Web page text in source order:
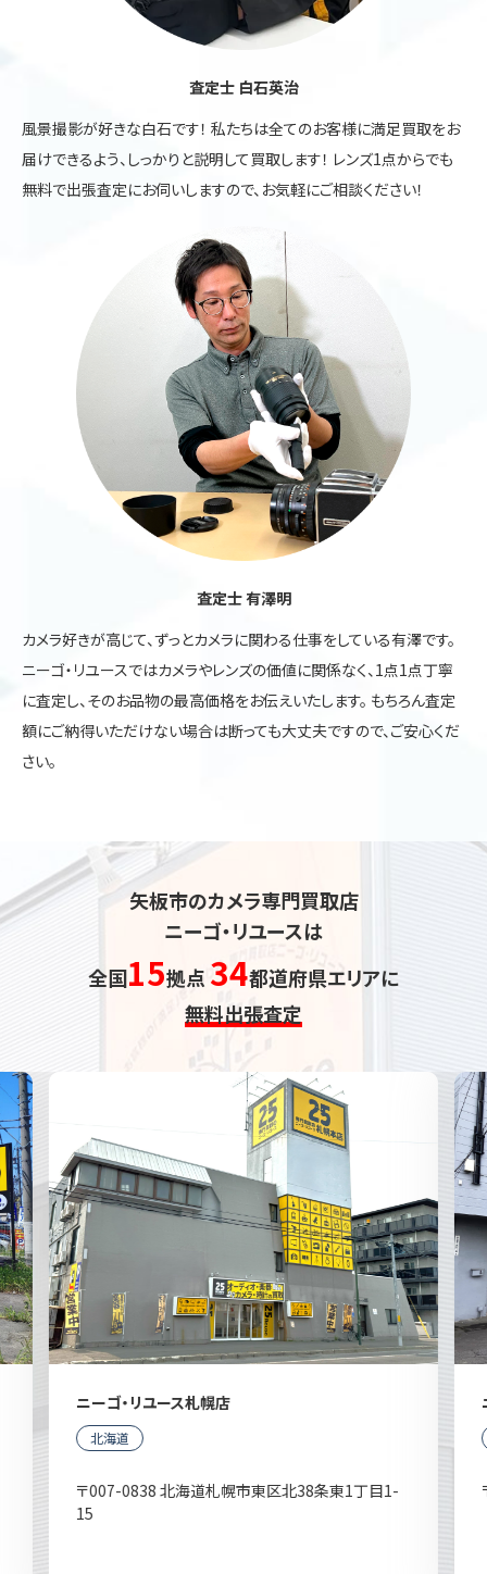
査定士 白石英治
風景撮影が好きな白石です！ 私たちは全てのお客様に満足買取をお
届けできるよう、しっかりと説明して買取します！ レンズ1点からでも
無料で出張査定にお伺いしますので、お気軽にご相談ください！
査定士 有澤明
カメラ好きが高じて、ずっとカメラに関わる仕事をしている有澤です。
ニーゴ・リユースではカメラやレンズの価値に関係なく、1点1点丁寧
に査定し、そのお品物の最高価格をお伝えいたします。 もちろん査定
額にご納得いただけない場合は断っても大丈夫ですので、ご安心くだ
さい。
矢板市のカメラ専門買取店
ニーゴ・リユースは
全国15拠点 34都道府県エリアに
無料出張査定
ニーゴ・リユース札幌店
北海道
〒007-0838 北海道札幌市東区北38条東1丁目1-
15